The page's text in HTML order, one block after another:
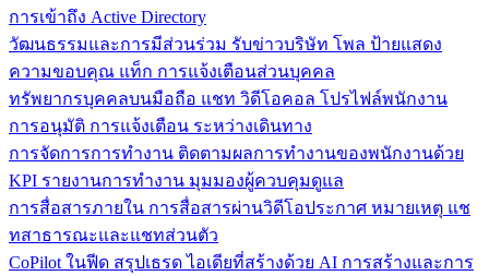
การเข้าถึง Active Directory
วัฒนธรรมและการมีส่วนร่วม รับข่าวบริษัท โพล ป้ายแสดง
ความขอบคุณ แท็ก การแจ้งเตือนส่วนบุคคล
ทรัพยากรบุคคลบนมือถือ แชท วิดีโอคอล โปรไฟล์พนักงาน
การอนุมัติ การแจ้งเตือน ระหว่างเดินทาง
การจัดการการทำงาน ติดตามผลการทำงานของพนักงานด้วย
KPI รายงานการทำงาน มุมมองผู้ควบคุมดูแล
การสื่อสารภายใน การสื่อสารผ่านวิดีโอประกาศ หมายเหตุ แช
ทสาธารณะและแชทส่วนตัว
CoPilot ในฟีด สรุปเธรด ไอเดียที่สร้างด้วย AI การสร้างและการ